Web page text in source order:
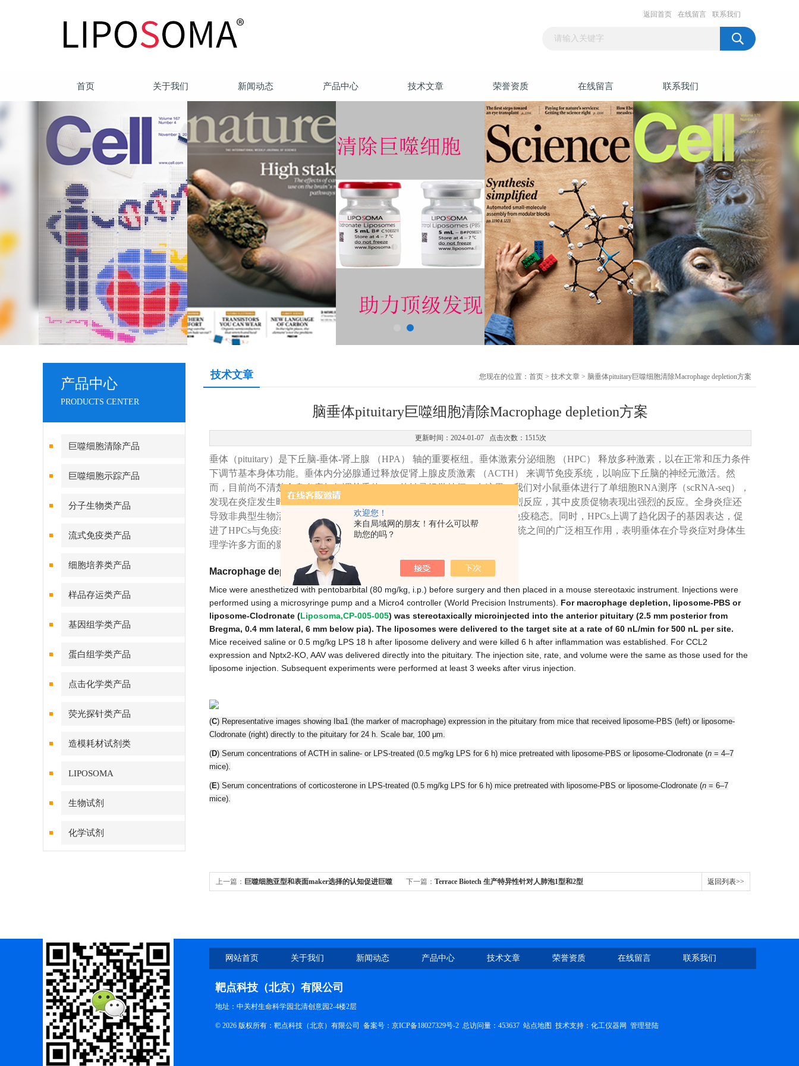
欢迎您！
来自局域网的朋友！有什么可以帮
助您的吗？
返回首页 在线留言 联系我们
首页 关于我们 新闻动态 产品中心 技术文章 荣誉资质 在线留言 联系我们
产品中心
PRODUCTS CENTER
巨噬细胞清除产品
巨噬细胞示踪产品
分子生物类产品
流式免疫类产品
细胞培养类产品
样品存运类产品
基因组学类产品
蛋白组学类产品
点击化学类产品
荧光探针类产品
造模耗材试剂类
LIPOSOMA
生物试剂
化学试剂
技术文章 您现在的位置： 首页 > 技术文章 > 脑垂体pituitary巨噬细胞清除Macrophage depletion方案
脑垂体pituitary巨噬细胞清除Macrophage depletion方案
更新时间：2024-01-07 点击次数：1515次
垂体（pituitary）是下丘脑-垂体-肾上腺 （HPA） 轴的重要枢纽。垂体激素分泌细胞 （HPC） 释放多种激素，以在正常和压力条件
下调节基本身体功能。垂体内分泌腺通过释放促肾上腺皮质激素 （ACTH） 来调节免疫系统，以响应下丘脑的神经元激活。然
而，目前尚不清楚全身炎症如何调节垂体HPC的转录组学特征。在这里，我们对小鼠垂体进行了单细胞RNA测序（scRNA-seq），
发现在炎症发生时，所有主要的垂体HPC都以细胞类型特异性方式产生强烈反应，其中皮质促物表现出强烈的反应。全身炎症还
导致非典型生物活性分子的产生和释放，包括皮质激素的 Nptx2，以调节免疫稳态。同时，HPCs上调了趋化因子的基因表达，促
进了HPCs与免疫细胞之间的通讯。总之，我们的研究揭示了垂体和免疫系统之间的广泛相互作用，表明垂体在介导炎症对身体生
理学许多方面的影响方面发挥着多方面的作用。
Macrophage depletion and virus injection in the pituitary
Mice were anesthetized with pentobarbital (80 mg/kg, i.p.) before surgery and then placed in a mouse stereotaxic instrument. Injections were
performed using a microsyringe pump and a Micro4 controller (World Precision Instruments). For macrophage depletion, liposome-PBS or
liposome-Clodronate (Liposoma,CP-005-005) was stereotaxically microinjected into the anterior pituitary (2.5 mm posterior from
Bregma, 0.4 mm lateral, 6 mm below pia). The liposomes were delivered to the target site at a rate of 60 nL/min for 500 nL per site.
Mice received saline or 0.5 mg/kg LPS 18 h after liposome delivery and were killed 6 h after inflammation was established. For CCL2
expression and Nptx2-KO, AAV was delivered directly into the pituitary. The injection site, rate, and volume were the same as those used for the
liposome injection. Subsequent experiments were performed at least 3 weeks after virus injection.
(C) Representative images showing Iba1 (the marker of macrophage) expression in the pituitary from mice that received liposome-PBS (left) or liposome-
Clodronate (right) directly to the pituitary for 24 h. Scale bar, 100 μm.
(D) Serum concentrations of ACTH in saline- or LPS-treated (0.5 mg/kg LPS for 6 h) mice pretreated with liposome-PBS or liposome-Clodronate (n = 4–7
mice).
(E) Serum concentrations of corticosterone in LPS-treated (0.5 mg/kg LPS for 6 h) mice pretreated with liposome-PBS or liposome-Clodronate (n = 6–7
mice).
上一篇： 巨噬细胞亚型和表面maker选择的认知促进巨噬 下一篇： Terrace Biotech 生产特异性针对人肺泡1型和2型 返回列表>>
网站首页 关于我们 新闻动态 产品中心 技术文章 荣誉资质 在线留言 联系我们
靶点科技（北京）有限公司
地址：中关村生命科学园北清创意园2-4楼2层
© 2026 版权所有：靶点科技（北京）有限公司 备案号：京ICP备18027329号-2 总访问量：453637 站点地图 技术支持： 化工仪器网 管理登陆